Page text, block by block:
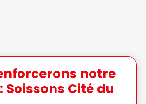
notre
Soissons Cité du